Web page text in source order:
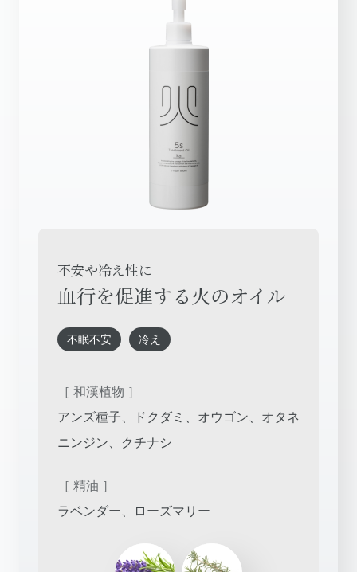
不安や冷え性に
血行を促進する火のオイル
不眠不安 冷え
［ 和漢植物 ］
アンズ種子、ドクダミ、オウゴン、オタネ
ニンジン、クチナシ
［ 精油 ］
ラベンダー、ローズマリー